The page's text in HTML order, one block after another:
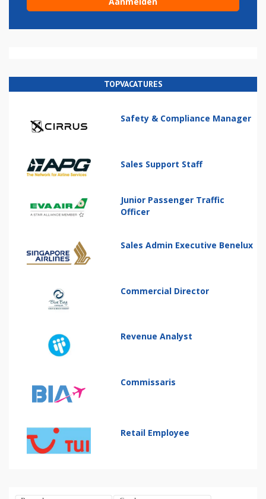
TOPVACATURES
Safety & Compliance Manager
Sales Support Staff
Junior Passenger Traffic
Officer
Sales Admin Executive Benelux
Commercial Director
Revenue Analyst
Commissaris
Retail Employee